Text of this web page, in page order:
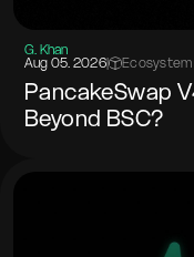
G. Khan
Aug 05. 2026| Ecosystem
PancakeSwap
Beyond BSC?